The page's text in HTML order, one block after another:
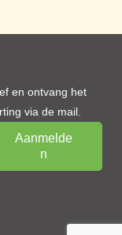
en ontvang het
via de mail.